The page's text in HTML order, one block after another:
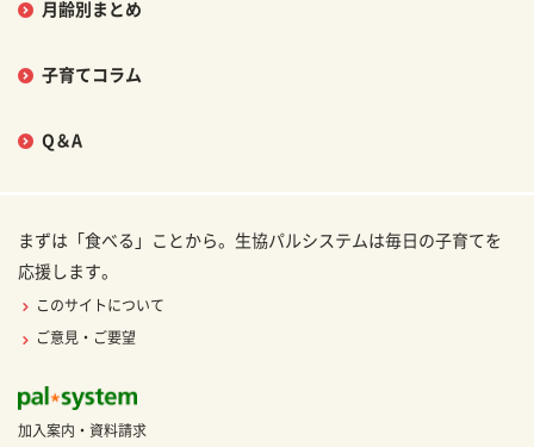
月齢別まとめ
子育てコラム
Q＆A
まずは「食べる」ことから。生協パルシステムは毎日の子育てを
応援します。
このサイトについて
ご意見・ご要望
加入案内・資料請求